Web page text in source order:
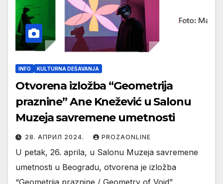
INFO KULTURNA DEŠAVANJA
Otvorena izložba “Geometrija
praznine” Ane Knežević u Salonu
Muzeja savremene umetnosti
28. АПРИЛ 2024. PROZAONLINE
U petak, 26. aprila, u Salonu Muzeja savremene
umetnosti u Beogradu, otvorena je izložba
“Geometrija praznine / Geometry of Void”